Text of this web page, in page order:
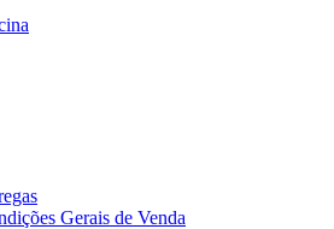
Gerais de Venda